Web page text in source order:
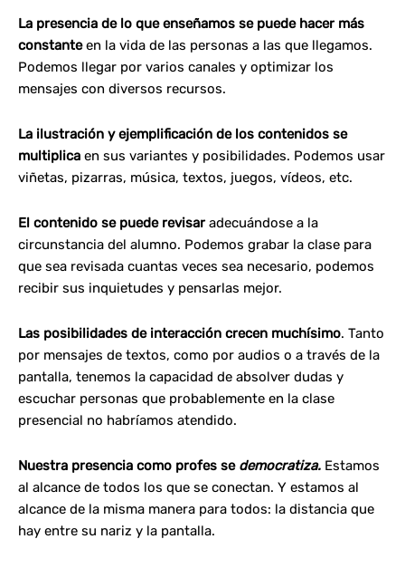
La presencia de lo que enseñamos se puede hacer más
constanteen la vida de las personas a las que llegamos.
Podemos llegar por varios canales y optimizar los
mensajes con diversos recursos.
La ilustración y ejemplificación de los contenidos se
multiplica en sus variantes y posibilidades. Podemos usar
viñetas, pizarras, música, textos, juegos, vídeos, etc.
El contenido se puede revisaradecuándose a la
circunstancia del alumno. Podemos grabar la clase para
que sea revisada cuantas veces sea necesario, podemos
recibir sus inquietudes y pensarlas mejor.
Las posibilidades de interacción crecen muchísimo. Tanto
por mensajes de textos, como por audios o a través de la
pantalla, tenemos la capacidad de absolver dudas y
escuchar personas que probablemente en la clase
presencial no habríamos atendido.
Nuestra presencia como profes se democratiza. Estamos
al alcance de todos los que se conectan. Y estamos al
alcance de la misma manera para todos: la distancia que
hay entre su nariz y la pantalla.